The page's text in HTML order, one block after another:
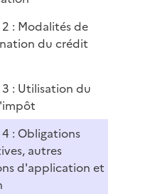
: Modalités de
du crédit
: Utilisation du
: Obligations
autres
d'application et